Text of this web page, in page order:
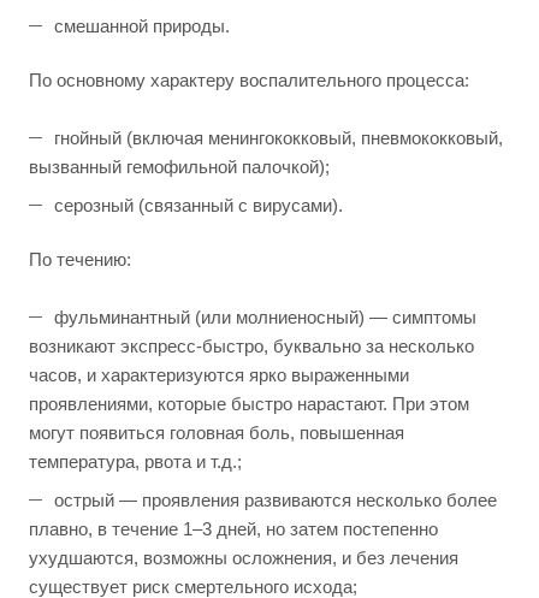
смешанной природы.
По основному характеру воспалительного процесса:
гнойный (включая менингококковый, пневмококковый,
вызванный гемофильной палочкой);
серозный (связанный с вирусами).
По течению:
фульминантный (или молниеносный) — симптомы
возникают экспресс-быстро, буквально за несколько
часов, и характеризуются ярко выраженными
проявлениями, которые быстро нарастают. При этом
могут появиться головная боль, повышенная
температура, рвота и т.д.;
острый — проявления развиваются несколько более
плавно, в течение 1–3 дней, но затем постепенно
ухудшаются, возможны осложнения, и без лечения
существует риск смертельного исхода;